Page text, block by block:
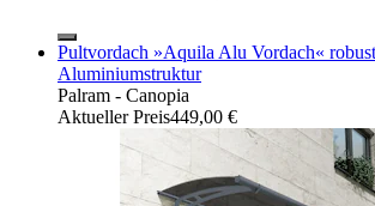
Pultvordach »Aquila Alu Vordach«
Aluminiumstruktur
Palram - Canopia
Aktueller Preis449,00 €